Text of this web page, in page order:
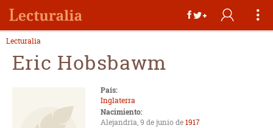
Lecturalia
Eric Hobsbawm
País:
Inglaterra
Nacimiento:
Alejandría, 9 de junio de1917